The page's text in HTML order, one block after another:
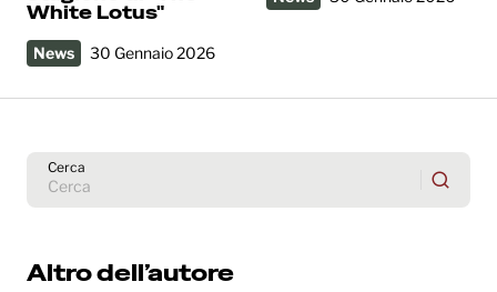
White Lotus"
News 30 Gennaio 2026
Cerca
Altro dell’autore